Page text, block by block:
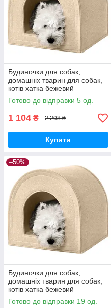
Будиночки для собак,
домашніх тварин для собак,
котів хатка бежевий
Готово до відправки 5 од.
1 104 ₴ 2 208 ₴
Купити
–50%
Будиночки для собак,
домашніх тварин для собак,
котів хатка бежевий
Готово до відправки 19 од.